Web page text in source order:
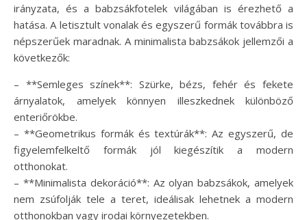
irányzata, és a babzsákfotelek világában is érezhető a
hatása. A letisztult vonalak és egyszerű formák továbbra is
népszerűek maradnak. A minimalista babzsákok jellemzői a
következők:
– **Semleges színek**: Szürke, bézs, fehér és fekete
árnyalatok, amelyek könnyen illeszkednek különböző
enteriőrökbe.
– **Geometrikus formák és textúrák**: Az egyszerű, de
figyelemfelkeltő formák jól kiegészítik a modern
otthonokat.
– **Minimalista dekoráció**: Az olyan babzsákok, amelyek
nem zsúfolják tele a teret, ideálisak lehetnek a modern
otthonokban vagy irodai környezetekben.